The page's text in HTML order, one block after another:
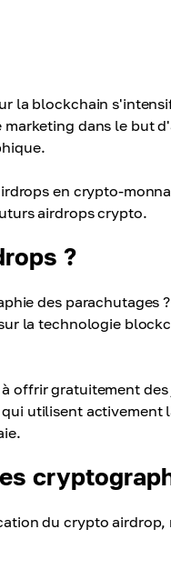
la blockchain
dans le but
en crypto-
airdrops crypto.
?
des parachutages
la technologie
offrir gratuitement
utilisent
du crypto